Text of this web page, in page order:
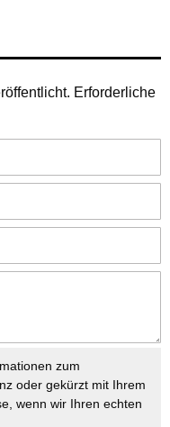
Erforderliche
zum
oder gekürzt mit Ihrem
wenn wir Ihren echten